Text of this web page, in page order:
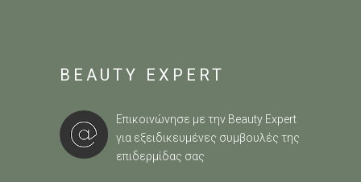
BEAUTY EXPERT
Επικοινώνησε με την Beauty Expert
για εξειδικευμένες συμβουλές της
επιδερμίδας σας